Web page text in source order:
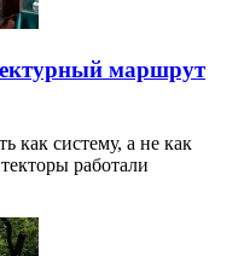
маршрут
как систему, а не как
работали